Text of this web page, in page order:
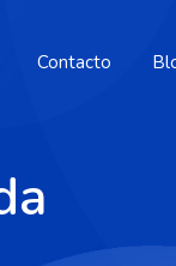
Contacto